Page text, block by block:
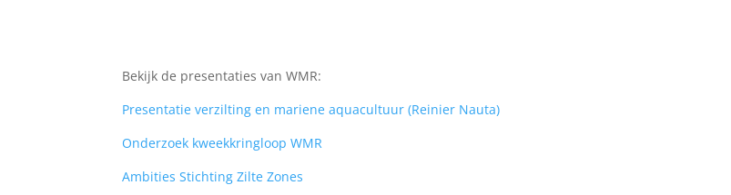
Bekijk de presentaties van WMR:
Presentatie verzilting en mariene aquacultuur (Reinier Nauta)
Onderzoek kweekkringloop WMR
Ambities Stichting Zilte Zones